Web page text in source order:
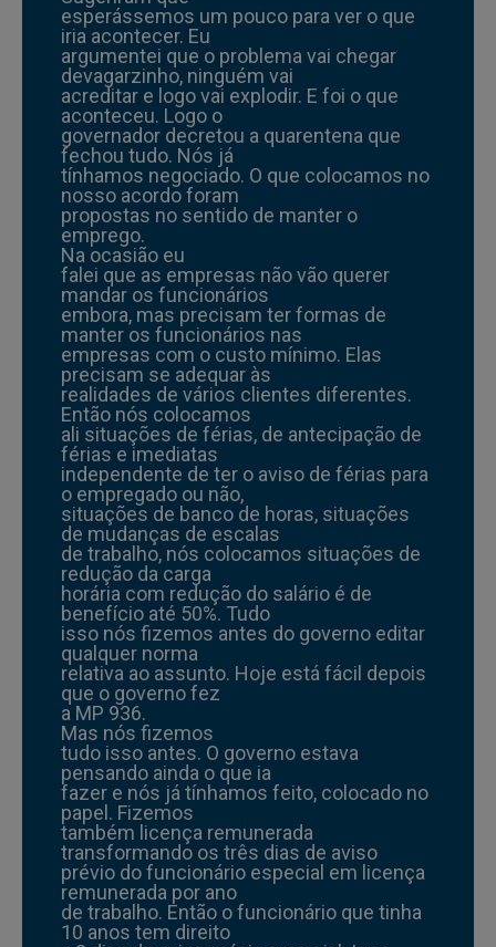
esperássemos um pouco para ver o que
iria acontecer. Eu
argumentei que o problema vai chegar
devagarzinho, ninguém vai
acreditar e logo vai explodir. E foi o que
aconteceu. Logo o
governador decretou a quarentena que
fechou tudo. Nós já
tínhamos negociado. O que colocamos no
nosso acordo foram
propostas no sentido de manter o
emprego.
Na ocasião eu
falei que as empresas não vão querer
mandar os funcionários
embora, mas precisam ter formas de
manter os funcionários nas
empresas com o custo mínimo. Elas
precisam se adequar às
realidades de vários clientes diferentes.
Então nós colocamos
ali situações de férias, de antecipação de
férias e imediatas
independente de ter o aviso de férias para
o empregado ou não,
situações de banco de horas, situações
de mudanças de escalas
de trabalho, nós colocamos situações de
redução da carga
horária com redução do salário é de
benefício até 50%. Tudo
isso nós fizemos antes do governo editar
qualquer norma
relativa ao assunto. Hoje está fácil depois
que o governo fez
a MP 936.
Mas nós fizemos
tudo isso antes. O governo estava
pensando ainda o que ia
fazer e nós já tínhamos feito, colocado no
papel. Fizemos
também licença remunerada
transformando os três dias de aviso
prévio do funcionário especial em licença
remunerada por ano
de trabalho. Então o funcionário que tinha
10 anos tem direito